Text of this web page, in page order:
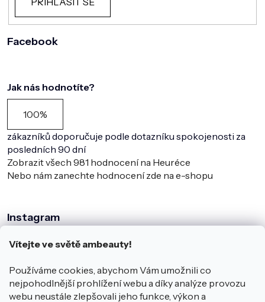
Vítejte ve světě ambeauty!
Používáme cookies, abychom Vám umožnili co
nejpohodlnější prohlížení webu a díky analýze provozu
webu neustále zlepšovali jeho funkce, výkon a
Facebook
Jak nás hodnotíte?
100%
zákazníků doporučuje podle dotazníku spokojenosti za
posledních 90 dní
Zobrazit všech 981 hodnocení na Heuréce
Nebo nám zanechte hodnocení zde na e-shopu
Instagram